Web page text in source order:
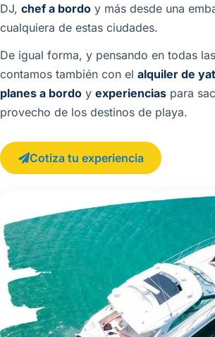
DJ, chef a bordo y más desde una
cualquiera de estas ciudades.
De igual forma, y pensando en todas
contamos también con el alquiler de
planes a bordo y experiencias para
provecho de los destinos de playa.
Cotiza tu experiencia